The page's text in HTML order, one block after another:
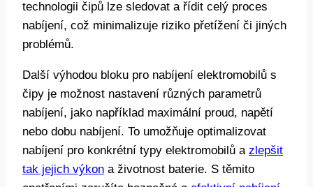
technologii čipů lze sledovat a řídit celý proces
nabíjení, což minimalizuje riziko přetížení či jiných
problémů.
Další výhodou bloku pro nabíjení elektromobilů s
čipy je možnost nastavení různých parametrů
nabíjení, jako například maximální proud, napětí
nebo dobu nabíjení. To umožňuje optimalizovat
nabíjení pro konkrétní typy elektromobilů a zlepšit
tak jejich výkon a životnost baterie. S těmito